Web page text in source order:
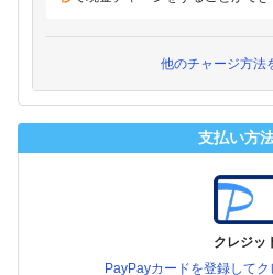
他のチャージ方法
支払い方
クレジッ
PayPayカードを登録して